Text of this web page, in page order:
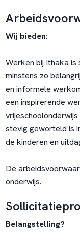
Wij bieden:
Werken bij Ithaka is
minstens zo
en informele
een inspirerende
stevig geworteld is
de kinderen en
De
onderwijs.
Belangstelling?